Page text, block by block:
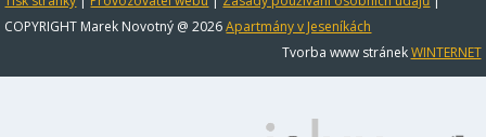
COPYRIGHT Marek Novotný @ 2026Apartmány v Jeseníkách
Tvorba www stránekWINTERNET